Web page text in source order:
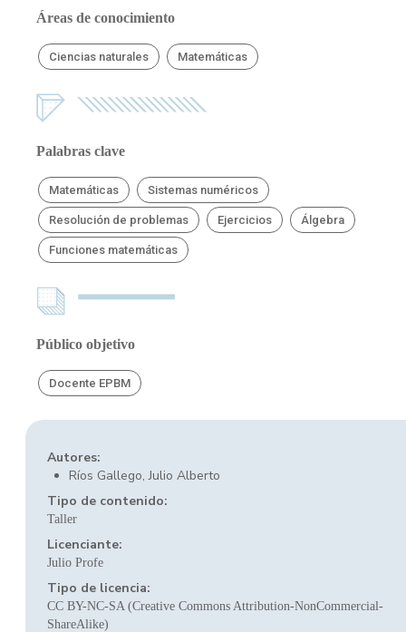
Áreas de conocimiento
Ciencias naturales Matemáticas
Palabras clave
Matemáticas Sistemas numéricos
Resolución de problemas Ejercicios Álgebra
Funciones matemáticas
Público objetivo
Docente EPBM
Autores:
Ríos Gallego, Julio Alberto
Tipo de contenido:
Taller
Licenciante:
Julio Profe
Tipo de licencia:
CC BY-NC-SA (Creative Commons Attribution-NonCommercial-
ShareAlike)